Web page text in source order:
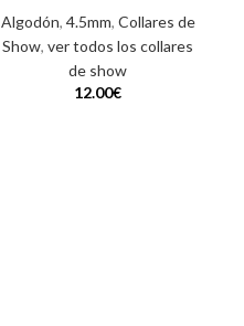
Algodón, 4.5mm, Collares de
Show,ver todos los collares
de show
12.00€